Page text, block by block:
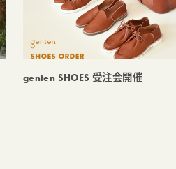
genten SHOES 受注会開催